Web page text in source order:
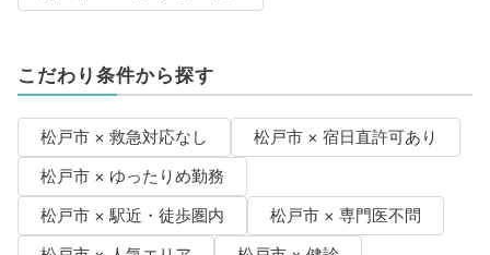
こだわり条件から探す
松戸市 × 救急対応なし
松戸市 × 宿日直許可あり
松戸市 × ゆったりめ勤務
松戸市 × 駅近・徒歩圏内
松戸市 × 専門医不問